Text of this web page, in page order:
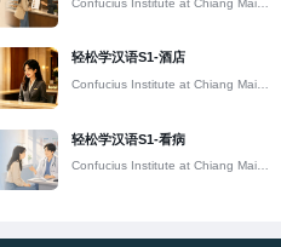
19/33 ba expresar imperativo
20/33
21/33 z c s zh ch sh
22/33 Quiero beber té
23/33 cómo es el tiempo de mañana
24/33 Caracteres chinos filo, arriba, abajo 455
轻松学汉语S1-酒店
Confucius Institute at Chiang Mai
轻松学汉语S1-看病
Confucius Institute at Chiang Mai